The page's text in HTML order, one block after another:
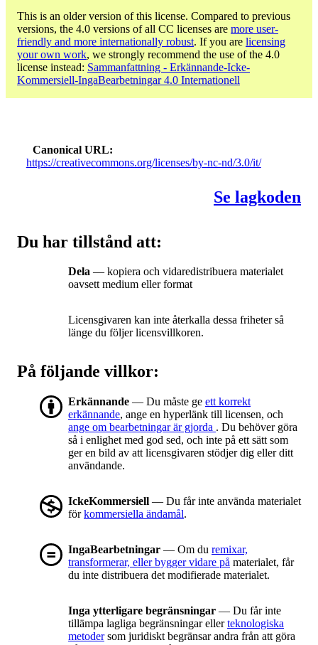
This is an older version of this license. Compared to previous
versions, the 4.0 versions of all CC licenses are more user-
friendly and more internationally robust. If you are licensing
your own work, we strongly recommend the use of the 4.0
license instead: Sammanfattning - Erkännande-Icke-
Kommersiell-IngaBearbetningar 4.0 Internationell
Canonical URL
https://creativecommons.org/licenses/by-nc-nd/3.0/it/
Se lagkoden
Du har tillstånd att:
Dela — kopiera och vidaredistribuera materialet
oavsett medium eller format
Licensgivaren kan inte återkalla dessa friheter så
länge du följer licensvillkoren.
På följande villkor:
Erkännande — Du måste ge ett korrekt
erkännande, ange en hyperlänk till licensen, och
ange om bearbetningar är gjorda . Du behöver göra
så i enlighet med god sed, och inte på ett sätt som
ger en bild av att licensgivaren stödjer dig eller ditt
användande.
IckeKommersiell — Du får inte använda materialet
förkommersiella ändamål.
IngaBearbetningar — Om du remixar,
transformerar, eller bygger vidare på materialet, får
du inte distribuera det modifierade materialet.
Inga ytterligare begränsningar — Du får inte
tillämpa lagliga begränsningar ellerteknologiska
metodersom juridiskt begränsar andra från att göra